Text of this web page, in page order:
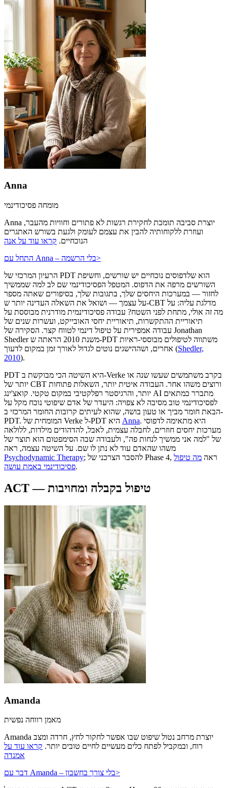
Anna
מומחה פסיכודינמי
Anna יוצרת סביבה תומכת לחקירת רגשות לא פתורים וחוויות מהעבר,
ועוזרת ללקוחותיה להבין את עצמם לעומק ולגעת בשורש האתגרים
הנוכחיים. קראו עוד על אנה
התחל עם Anna – בלי הרשמה>
הרעיון המרכזי של PDT הוא שלדפוסים נוכחיים יש שורשים, וחשיפת
השורשים מרפה את הדפוס. המטפל הפסיכודינמי שם לב למה שממשיך
לחזור — במערכות היחסים שלך, בתגובות שלך, בסיפורים שאתה מספר
על עצמך — ושואל את השאלה העדינה יותר ש-CBT מדלגת עליה: על
מה זה אולי, מתחת לפני השטח? עבודה פסיכודינמית מודרנית מבוססת על
תיאוריית ההתקשרות, תיאוריית יחסי האובייקט, ועשרות שנים של
עבודה אמפירית על טיפול דינמי לטווח קצר. הסקירה של Jonathan
Shedler משנת 2010 הראתה ש-PDT משתווה לטיפולים מבוססי-ראיות
אחרים, ושההישגים נוטים לגדול לאורך זמן במקום לדעוך (Shedler,
2010).
PDT היא השיטה הכי מבוקשת ב-Verke בקרב משתמשים שעשו שנה או
יותר של CBT ורוצים משהו אחר. העבודה איטית יותר, השאלות פתוחות
יותר, והרגיסטר רפלקטיבי במקום טקטי. קואצ'ינג AI מתברר כמתאים
לפסיכודינמי טוב מסיבה לא צפויה: היעדר של אדם שיפוטי נוכח מקל על
הבאת חומר מביך או טעון בושה, שהוא לעיתים קרובות החומר המרכזי ב-
Anna. היא מתאימה לדפוסי
מערכות יחסים חוזרים, לחבלה עצמית, לאבל, להדהודים מילדות, ללולאה
של "למה אני ממשיך לנחות פה", ולעבודה שבה הסימפטום הוא תוצר של
משהו שהאדם עוד לא נתן לו שם. על השיטה עצמה, ראה
Psychodynamic Therapy
; להסבר הצרכני של Phase 4, ראה מה טיפול
פסיכודינמי באמת עושה.
ACT — טיפול בקבלה ומחויבות
Amanda
מאמן רווחה נפשית
Amanda יוצרת מרחב נטול שיפוט שבו אפשר לחקור לחץ, חרדה ומצב
רוח, ובמקביל לפתח כלים מעשיים לחיים טובים יותר. קראו עוד על
אמנדה
דבר עם Amanda – בלי צורך בחשבון>